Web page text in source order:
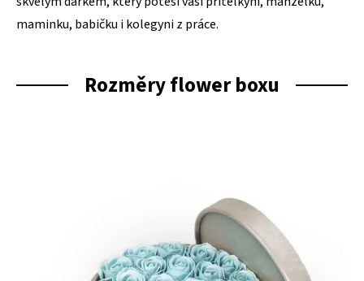
maminku, babičku i kolegyni z práce.
Rozměry flower boxu